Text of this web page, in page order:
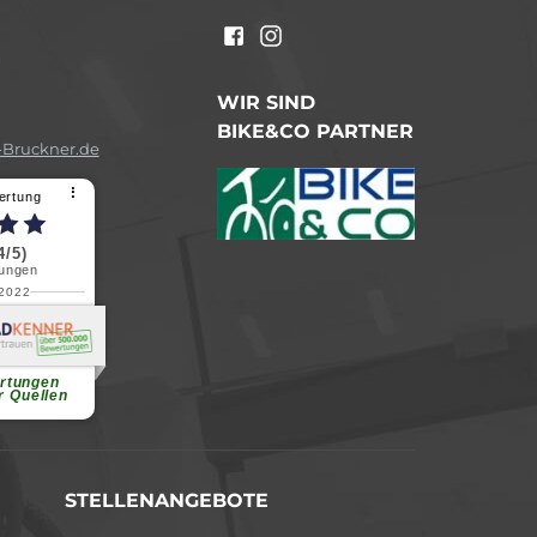
⠇
5)
Quellen
B.
WIR SIND
BIKE&CO PARTNER
STELLENANGEBOTE